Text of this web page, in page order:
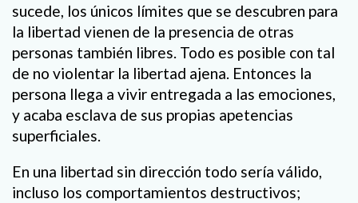
sucede, los únicos límites que se descubren para
la libertad vienen de la presencia de otras
personas también libres. Todo es posible con tal
de no violentar la libertad ajena. Entonces la
persona llega a vivir entregada a las emociones,
y acaba esclava de sus propias apetencias
superficiales.
En una libertad sin dirección todo sería válido,
incluso los comportamientos destructivos;